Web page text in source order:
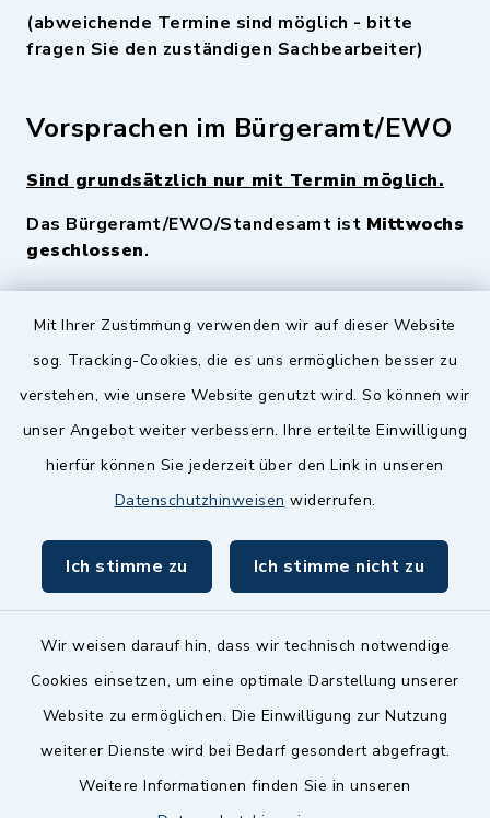
Mit Ihrer Zustimmung verwenden wir auf dieser Website
sog. Tracking-Cookies, die es uns ermöglichen besser zu
verstehen, wie unsere Website genutzt wird. So können wir
unser Angebot weiter verbessern. Ihre erteilte Einwilligung
hierfür können Sie jederzeit über den Link in unseren
Datenschutzhinweisen widerrufen.
Ich stimme zu Ich stimme nicht zu
Wir weisen darauf hin, dass wir technisch notwendige
Cookies einsetzen, um eine optimale Darstellung unserer
Website zu ermöglichen. Die Einwilligung zur Nutzung
weiterer Dienste wird bei Bedarf gesondert abgefragt.
Weitere Informationen finden Sie in unseren
(abweichende Termine sind möglich - bitte
fragen Sie den zuständigen Sachbearbeiter)
Vorsprachen im Bürgeramt/EWO
Sind grundsätzlich nur mit Termin möglich.
Das Bürgeramt/EWO/Standesamt ist Mittwochs
geschlossen.
Quicklinks
Zenngrund Allianz
Dillenberggruppe
inixmedia GmbH
Barrierefreiheit